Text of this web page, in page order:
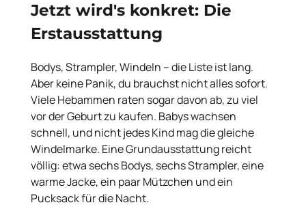
Jetzt wird's konkret: Die
Erstausstattung
Bodys, Strampler, Windeln – die Liste ist lang.
Aber keine Panik, du brauchst nicht alles sofort.
Viele Hebammen raten sogar davon ab, zu viel
vor der Geburt zu kaufen. Babys wachsen
schnell, und nicht jedes Kind mag die gleiche
Windelmarke. Eine Grundausstattung reicht
völlig: etwa sechs Bodys, sechs Strampler, eine
warme Jacke, ein paar Mützchen und ein
Pucksack für die Nacht.